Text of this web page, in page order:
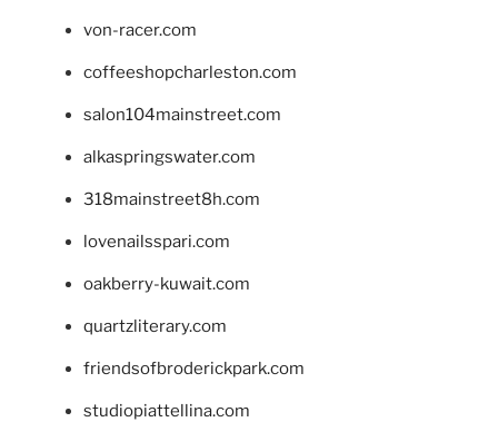
von-racer.com
coffeeshopcharleston.com
salon104mainstreet.com
alkaspringswater.com
318mainstreet8h.com
lovenailsspari.com
oakberry-kuwait.com
quartzliterary.com
friendsofbroderickpark.com
studiopiattellina.com